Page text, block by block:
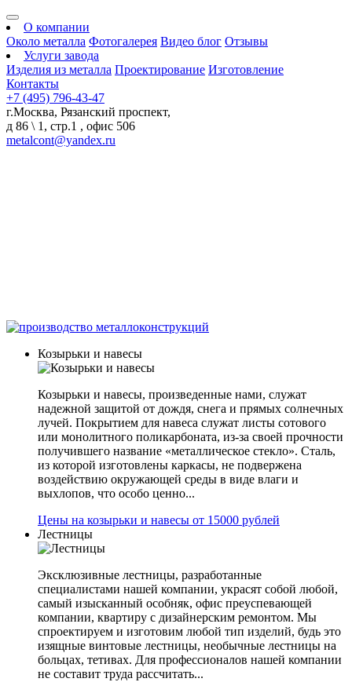
О компании
Около металла Фотогалерея Видео блог Отзывы
Услуги завода
Изделия из металла Проектирование Изготовление
Контакты
+7 (495) 796-43-47
г.Москва, Рязанский проспект,
д 86 \ 1, стр.1 , офис 506
metalcont@yandex.ru
Козырьки и навесы
Козырьки и навесы, произведенные нами, служат
надежной защитой от дождя, снега и прямых солнечных
лучей. Покрытием для навеса служат листы сотового
или монолитного поликарбоната, из-за своей прочности
получившего название «металлическое стекло». Сталь,
из которой изготовлены каркасы, не подвержена
воздействию окружающей среды в виде влаги и
выхлопов, что особо ценно...
Цены на козырьки и навесы от 15000 рублей
Лестницы
Эксклюзивные лестницы, разработанные
специалистами нашей компании, украсят собой любой,
самый изысканный особняк, офис преуспевающей
компании, квартиру с дизайнерским ремонтом. Мы
спроектируем и изготовим любой тип изделий, будь это
изящные винтовые лестницы, необычные лестницы на
больцах, тетивах. Для профессионалов нашей компании
не составит труда рассчитать...